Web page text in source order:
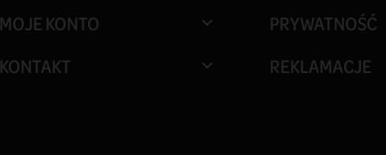
MOJE KONTO 
KONTAKT 
PRYWATNOŚĆ
REKLAMACJE